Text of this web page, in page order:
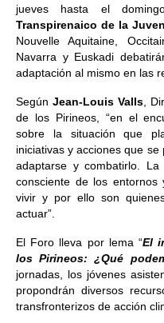
jueves hasta el
Transpirenaico de la
Nouvelle Aquitaine,
Navarra y Euskadi
adaptación al mismo en las
Según Jean-Louis Valls ,
de los Pirineos, “en el
sobre la situación que
iniciativas y acciones que
adaptarse y combatirlo.
consciente de los
vivir y por ello son
actuar”.
El Foro lleva por lema “El
los Pirineos: ¿Qué
jornadas, los jóvenes
propondrán diversos
transfronterizos de acción